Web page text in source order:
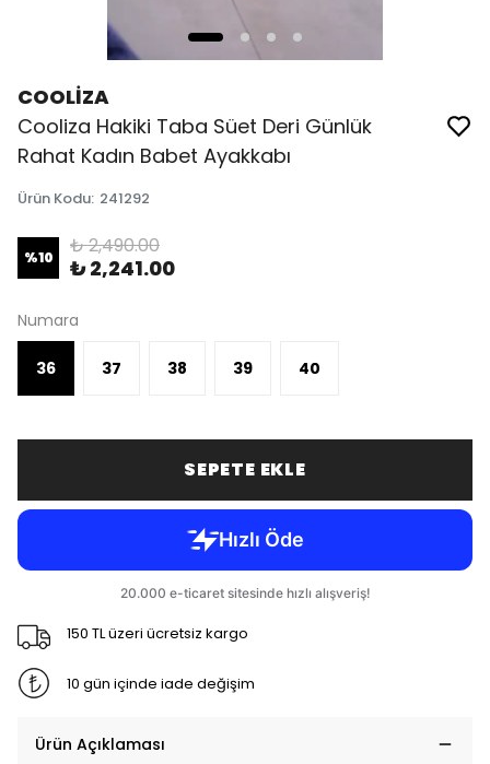
COOLİZA
Cooliza Hakiki Taba Süet Deri Günlük
Rahat Kadın Babet Ayakkabı
Ürün Kodu: 241292
%10 ₺ 2,490.00
₺ 2,241.00
Numara
36 37 38 39 40
SEPETE EKLE
150 TL üzeri ücretsiz kargo
10 gün içinde iade değişim
Ürün Açıklaması